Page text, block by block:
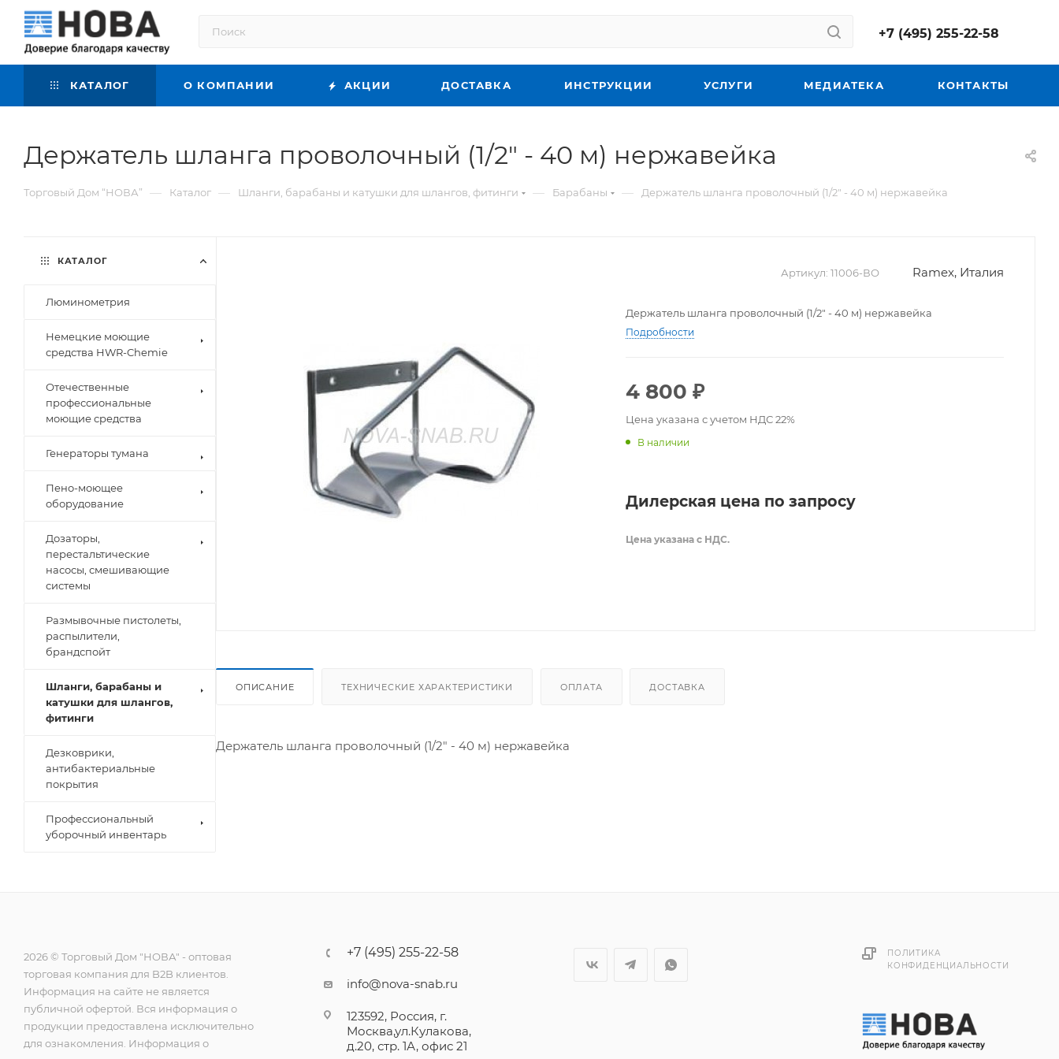
+7 (495) 255-22-58
КАТАЛОГ О КОМПАНИИ АКЦИИ ДОСТАВКА ИНСТРУКЦИИ УСЛУГИ МЕДИАТЕКА КОНТАКТЫ
Держатель шланга проволочный (1/2" - 40 м) нержавейка
Торговый Дом “НОВА” — Каталог — Шланги, барабаны и катушки для шлангов, фитинги — Барабаны — Держатель шланга проволочный (1/2" - 40 м) нержавейка
Артикул: 11006-ВО Ramex, Италия
Держатель шланга проволочный (1/2" - 40 м) нержавейка
Подробности
4 800 ₽
Цена указана с учетом НДС 22%
В наличии
Дилерская цена по запросу
Цена указана с НДС.
ОПИСАНИЕ ТЕХНИЧЕСКИЕ ХАРАКТЕРИСТИКИ ОПЛАТА ДОСТАВКА
Держатель шланга проволочный (1/2" - 40 м) нержавейка
КАТАЛОГ
Люминометрия
Немецкие моющие
средства HWR-Chemie
Отечественные
профессиональные
моющие средства
Генераторы тумана
Пено-моющее
оборудование
Дозаторы,
перестальтические
насосы, смешивающие
системы
Размывочные пистолеты,
распылители,
брандспойт
Шланги, барабаны и
катушки для шлангов,
фитинги
Дезковрики,
антибактериальные
покрытия
Профессиональный
уборочный инвентарь
2026 © Торговый Дом "НОВА" - оптовая
торговая компания для B2B клиентов.
Информация на сайте не является
публичной офертой. Вся информация о
продукции предоставлена исключительно
для ознакомления. Информация о
+7 (495) 255-22-58
info@nova-snab.ru
123592, Россия, г.
Москва,ул.Кулакова,
д.20, стр. 1А, офис 21
ПОЛИТИКА
КОНФИДЕНЦИАЛЬНОСТИ